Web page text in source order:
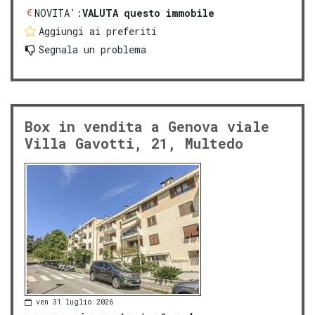
NOVITA':VALUTA questo immobile
Aggiungi ai preferiti
Segnala un problema
Box in vendita a Genova viale
Villa Gavotti, 21, Multedo
ven 31 luglio 2026